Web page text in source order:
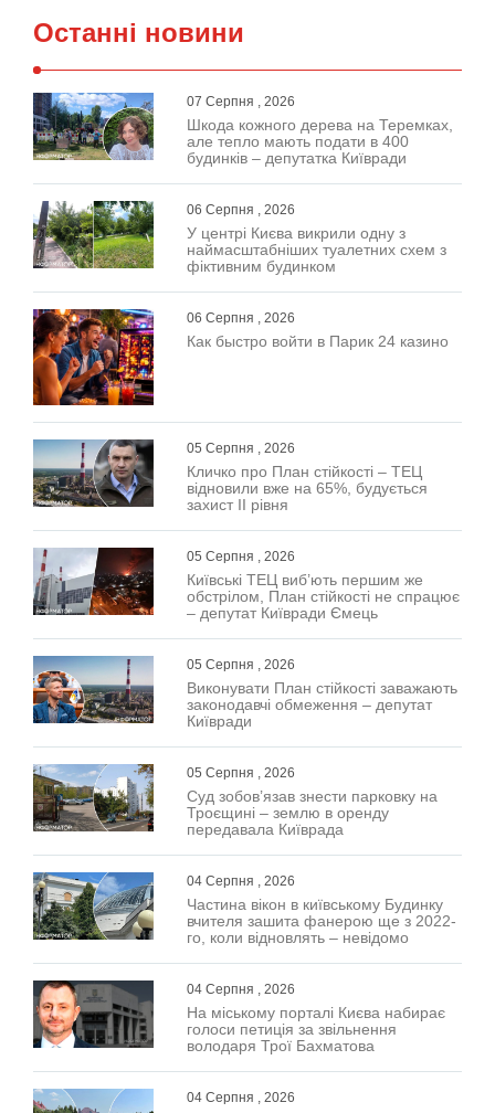
Останні новини
07 Серпня , 2026
Шкода кожного дерева на Теремках,
але тепло мають подати в 400
будинків – депутатка Київради
06 Серпня , 2026
У центрі Києва викрили одну з
наймасштабніших туалетних схем з
фіктивним будинком
06 Серпня , 2026
Как быстро войти в Парик 24 казино
05 Серпня , 2026
Кличко про План стійкості – ТЕЦ
відновили вже на 65%, будується
захист ІІ рівня
05 Серпня , 2026
Київські ТЕЦ виб’ють першим же
обстрілом, План стійкості не спрацює
– депутат Київради Ємець
05 Серпня , 2026
Виконувати План стійкості заважають
законодавчі обмеження – депутат
Київради
05 Серпня , 2026
Суд зобов’язав знести парковку на
Троєщині – землю в оренду
передавала Київрада
04 Серпня , 2026
Частина вікон в київському Будинку
вчителя зашита фанерою ще з 2022-
го, коли відновлять – невідомо
04 Серпня , 2026
На міському порталі Києва набирає
голоси петиція за звільнення
володаря Трої Бахматова
04 Серпня , 2026